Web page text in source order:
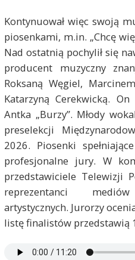
Kontynuował więc swoją
piosenkami, m.in. „Chcę
Nad ostatnią pochylił się
producent muzyczny
Roksaną Węgiel,
Katarzyną Cerekwicką.
Antka „Burzy”. Młody
preselekcji
2026. Piosenki
profesjonalne jury. W
przedstawiciele Telewizji
reprezentanci
artystycznych. Jurorzy
listę finalistów przedstawią